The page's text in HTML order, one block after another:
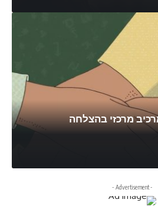
מרכזי בהצלחה
- Advertisement -